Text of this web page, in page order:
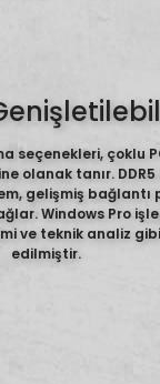
seçenekleri, çoklu
olanak tanır.
gelişmiş bağlantı
Windows Pro
ve teknik analiz
edilmiştir.